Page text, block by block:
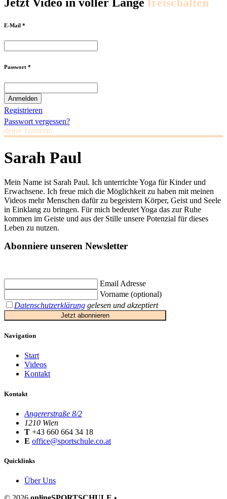
E-Mail *
Passwort *
Registrieren
Passwort vergessen?
deine Trainerin
Sarah Paul
Mein Name ist Sarah Paul. Ich unterrichte Yoga für Kinder und
Erwachsene. Ich freue mich die Möglichkeit zu haben mit meinen
Videos mehr Menschen dafür zu begeistern Körper, Geist und Seele
in Einklang zu bringen. Für mich bedeutet Yoga das zur Ruhe
kommen im Geiste und aus der Stille unsere Potenzial für dieses
Leben zu nutzen.
Abonniere unseren Newsletter
Email Adresse
Vorname (optional)
Datenschutzerklärung gelesen und akzeptiert
Jetzt abonnieren
Navigation
Start
Videos
Kontakt
Kontakt
Angererstraße 8/2
1210 Wien
T +43 660 664 34 18
E office@sportschule.co.at
Quicklinks
Über Uns